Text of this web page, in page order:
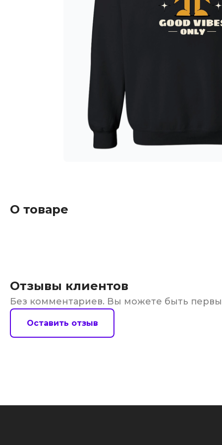
О товаре
Отзывы клиентов
Без комментариев. Вы можете быть
Оставить отзыв